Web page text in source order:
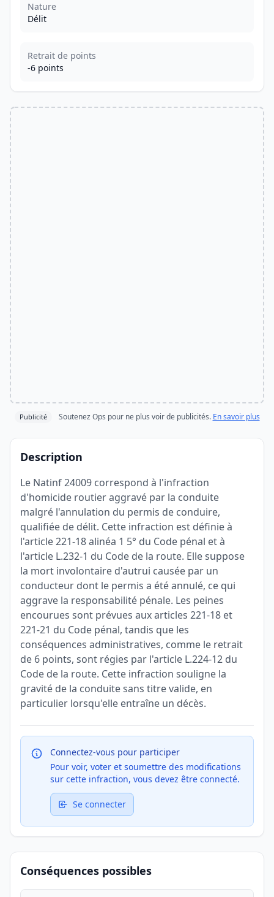
Nature
Délit
Retrait de points
-6 points
Publicité Soutenez Ops pour ne plus voir de publicités. En savoir plus
Description
Le Natinf 24009 correspond à l'infraction
d'homicide routier aggravé par la conduite
malgré l'annulation du permis de conduire,
qualifiée de délit. Cette infraction est définie à
l'article 221-18 alinéa 1 5° du Code pénal et à
l'article L.232-1 du Code de la route. Elle suppose
la mort involontaire d'autrui causée par un
conducteur dont le permis a été annulé, ce qui
aggrave la responsabilité pénale. Les peines
encourues sont prévues aux articles 221-18 et
221-21 du Code pénal, tandis que les
conséquences administratives, comme le retrait
de 6 points, sont régies par l'article L.224-12 du
Code de la route. Cette infraction souligne la
gravité de la conduite sans titre valide, en
particulier lorsqu'elle entraîne un décès.
Connectez-vous pour participer
Pour voir, voter et soumettre des modifications
sur cette infraction, vous devez être connecté.
Se connecter
Conséquences possibles